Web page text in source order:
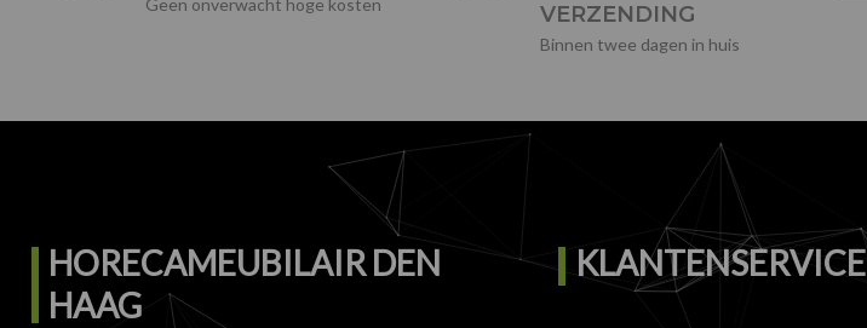
Geen onverwacht hoge kosten
VERZENDING
Binnen twee dagen in huis
HORECAMEUBILAIR DEN
HAAG
KLANTENSERVICE